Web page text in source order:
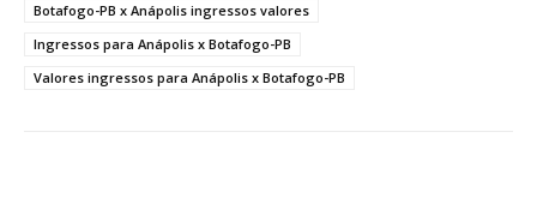
Botafogo-PB x Anápolis ingressos valores
Ingressos para Anápolis x Botafogo-PB
Valores ingressos para Anápolis x Botafogo-PB